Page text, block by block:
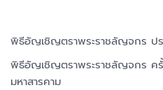
พิธีอัญเชิญตราพระราชลัญจกร ป
พิธีอัญเชิญตราพระราชลัญจกร ค
มหาสารคาม